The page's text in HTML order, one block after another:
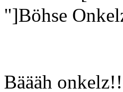
"]Böhse
Bäääh